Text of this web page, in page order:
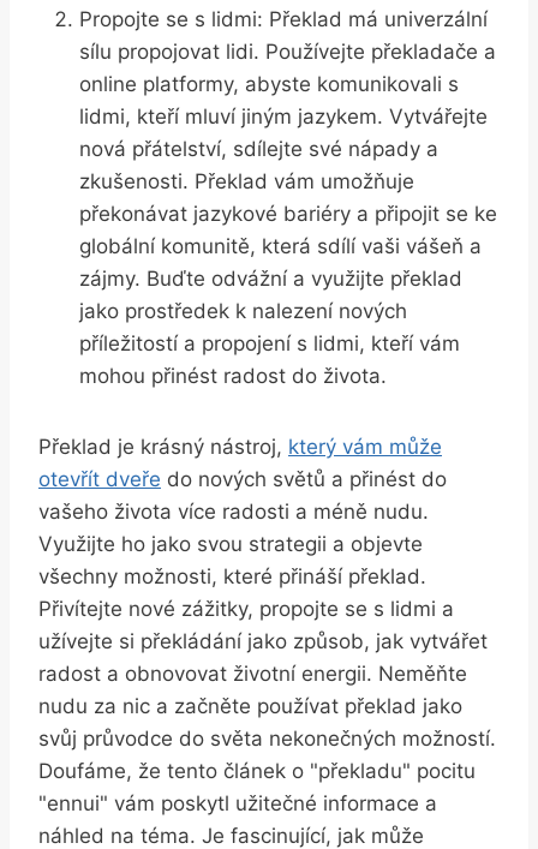
Propojte se s lidmi: Překlad má univerzální
sílu propojovat lidi. Používejte překladače a
online platformy, abyste komunikovali s
lidmi, kteří mluví jiným jazykem. Vytvářejte
nová přátelství, sdílejte své nápady a
zkušenosti. Překlad vám umožňuje
překonávat jazykové bariéry a připojit se ke
globální komunitě, která sdílí vaši vášeň a
zájmy. Buďte odvážní a využijte překlad
jako prostředek k nalezení nových
příležitostí a propojení s lidmi, kteří vám
mohou přinést radost do života.
Překlad je krásný nástroj, který vám může
otevřít dveře do nových světů a přinést do
vašeho života více radosti a méně nudu.
Využijte ho jako svou strategii a objevte
všechny možnosti, které přináší překlad.
Přivítejte nové zážitky, propojte se s lidmi a
užívejte si překládání jako způsob, jak vytvářet
radost a obnovovat životní energii. Neměňte
nudu za nic a začněte používat překlad jako
svůj průvodce do světa nekonečných možností.
Doufáme, že tento článek o "překladu" pocitu
"ennui" vám poskytl užitečné informace a
náhled na téma. Je fascinující, jak může